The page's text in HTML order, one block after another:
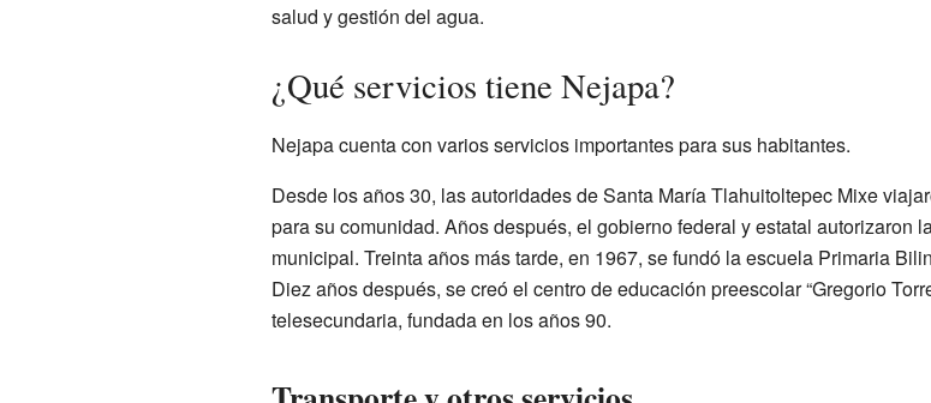
salud y gestión del agua.
¿Qué servicios tiene Nejapa?
Nejapa cuenta con varios servicios importantes para sus habitantes.
Desde los años 30, las autoridades de Santa María Tlahuitoltepec Mixe
para su comunidad. Años después, el gobierno federal y estatal autorizaron
municipal. Treinta años más tarde, en 1967, se fundó la escuela Primaria
Diez años después, se creó el centro de educación preescolar “Gregorio
telesecundaria, fundada en los años 90.